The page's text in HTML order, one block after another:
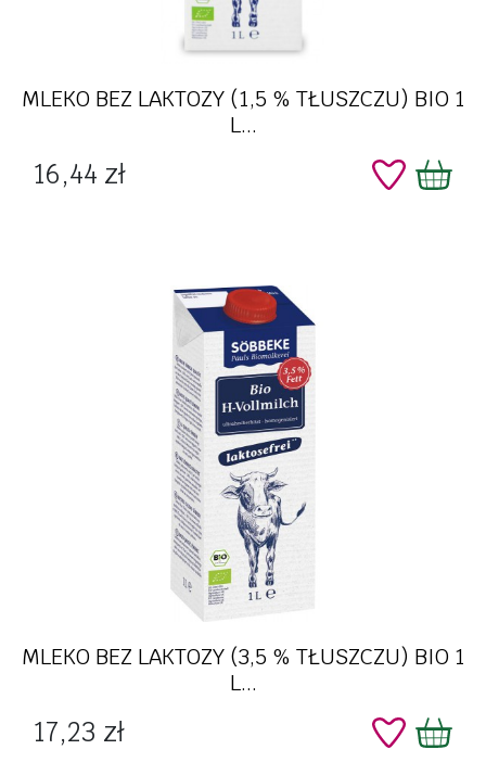
MLEKO BEZ LAKTOZY (1,5 % TŁUSZCZU) BIO 1
L...
Cena
16,44 zł
MLEKO BEZ LAKTOZY (3,5 % TŁUSZCZU) BIO 1
L...
Cena
17,23 zł